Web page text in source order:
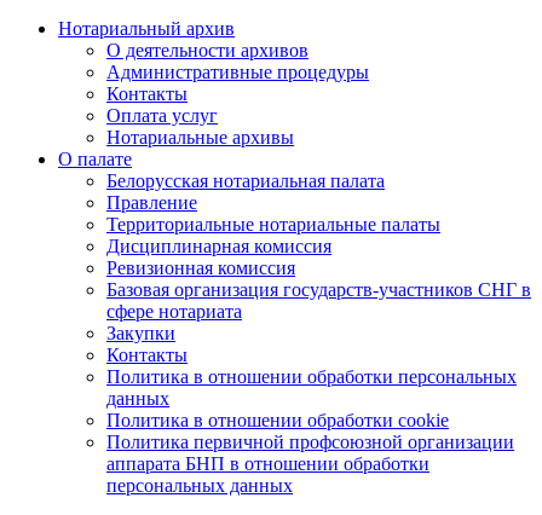
Нотариальный архив
О деятельности архивов
Административные процедуры
Контакты
Оплата услуг
Нотариальные архивы
О палате
Белорусская нотариальная палата
Правление
Территориальные нотариальные палаты
Дисциплинарная комиссия
Ревизионная комиссия
Базовая организация государств-участников СНГ в
сфере нотариата
Закупки
Контакты
Политика в отношении обработки персональных
данных
Политика в отношении обработки cookie
Политика первичной профсоюзной организации
аппарата БНП в отношении обработки
персональных данных